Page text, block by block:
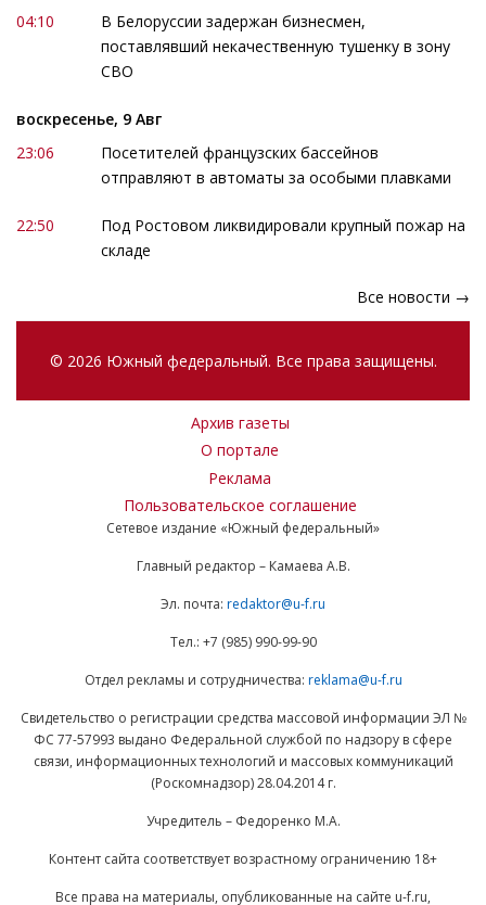
04:10
В Белоруссии задержан бизнесмен,
поставлявший некачественную тушенку в зону
СВО
воскресенье, 9 Авг
23:06
Посетителей французских бассейнов
отправляют в автоматы за особыми плавками
22:50
Под Ростовом ликвидировали крупный пожар на
складе
Все новости →
© 2026 Южный федеральный. Все права защищены.
Архив газеты
О портале
Реклама
Пользовательское соглашение
Сетевое издание «Южный федеральный»
Главный редактор – Камаева А.В.
Эл. почта: redaktor@u-f.ru
Тел.: +7 (985) 990-99-90
Отдел рекламы и сотрудничества: reklama@u-f.ru
Свидетельство о регистрации средства массовой информации ЭЛ №
ФС 77-57993 выдано Федеральной службой по надзору в сфере
связи, информационных технологий и массовых коммуникаций
(Роскомнадзор) 28.04.2014 г.
Учредитель – Федоренко М.А.
Контент сайта соответствует возрастному ограничению 18+
Все права на материалы, опубликованные на сайте u-f.ru,